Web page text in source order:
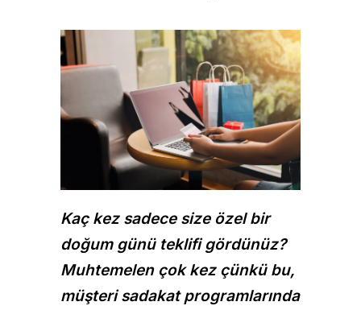
Kaç kez sadece size özel bir
doğum günü teklifi gördünüz?
Muhtemelen çok kez çünkü bu,
müşteri sadakat programlarında